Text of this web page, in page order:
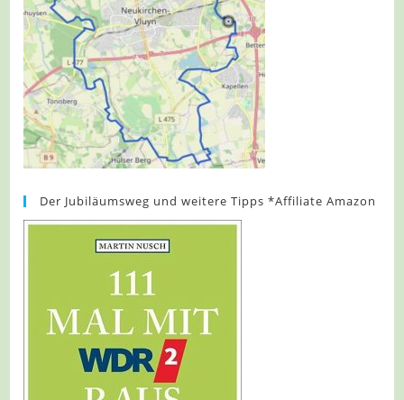
Der Jubiläumsweg und weitere Tipps *Affiliate Amazon